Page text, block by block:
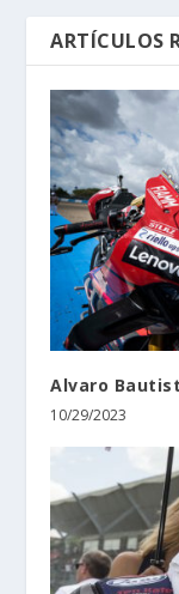
ARTÍCULOS
Alvaro
10/29/2023